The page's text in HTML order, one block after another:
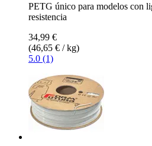
PETG único para modelos con
resistencia
34,99 €
(46,65 € / kg)
5.0 (1)